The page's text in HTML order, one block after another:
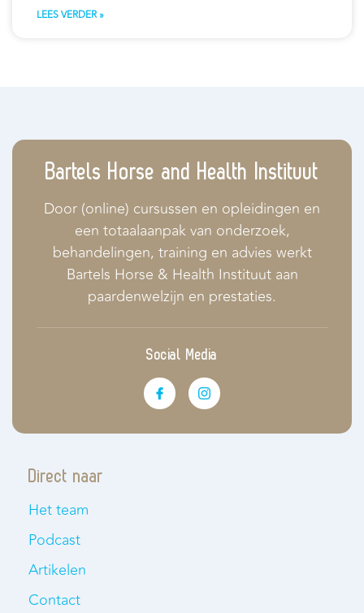
LEES VERDER »
Bartels Horse and Health Instituut
Door (online) cursussen en opleidingen en
een totaalaanpak van onderzoek,
behandelingen, training en advies werkt
Bartels Horse & Health Instituut aan
paardenwelzijn en prestaties.
Social Media
Direct naar
Het team
Podcast
Artikelen
Contact